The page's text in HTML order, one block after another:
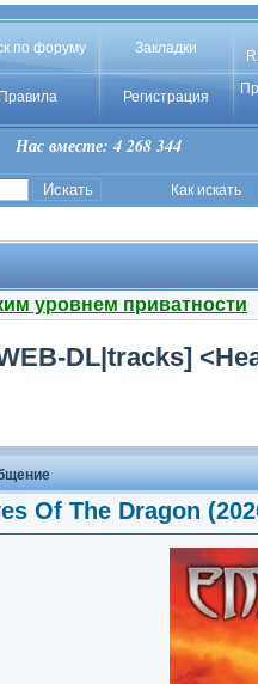
по форуму Закладки
Правила Регистрация
Нас вместе: 4 268 344
Как искать
уровнем приватности
DL|tracks]
Of The Dragon